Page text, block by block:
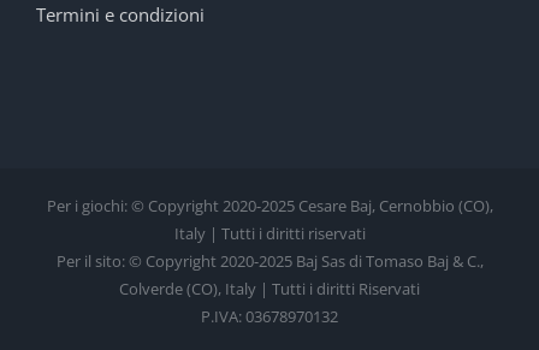
Termini e condizioni
Per i giochi: © Copyright 2020-2025 Cesare Baj, Cernobbio (CO),
Italy | Tutti i diritti riservati
Per il sito: © Copyright 2020-2025 Baj Sas di Tomaso Baj & C.,
Colverde (CO), Italy | Tutti i diritti Riservati
P.IVA: 03678970132